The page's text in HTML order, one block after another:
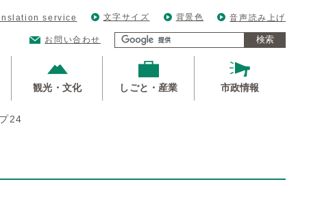
service 文字サイズ 背景色 音声読み上げ
お問い合わせ 検索
観光・文化 しごと・産業 市政情報
24